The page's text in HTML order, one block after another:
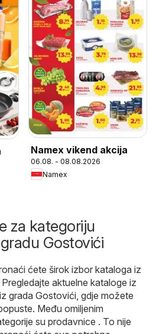
Namex vikend akcija
06.08. - 08.08.2026
Namex
za kategoriju
Gostovići
ćete širok izbor kataloga iz
Pregledajte aktuelne kataloge iz
grada Gostovići, gdje možete
Među omiljenim
su prodavnice . To nije